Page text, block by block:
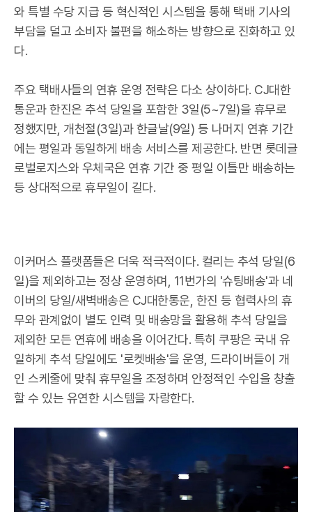
와 특별 수당 지급 등 혁신적인 시스템을 통해 택배 기사의
부담을 덜고 소비자 불편을 해소하는 방향으로 진화하고 있
다.
주요 택배사들의 연휴 운영 전략은 다소 상이하다. CJ대한
통운과 한진은 추석 당일을 포함한 3일(5~7일)을 휴무로
정했지만, 개천절(3일)과 한글날(9일) 등 나머지 연휴 기간
에는 평일과 동일하게 배송 서비스를 제공한다. 반면 롯데글
로벌로지스와 우체국은 연휴 기간 중 평일 이틀만 배송하는
등 상대적으로 휴무일이 길다.
이커머스 플랫폼들은 더욱 적극적이다. 컬리는 추석 당일(6
일)을 제외하고는 정상 운영하며, 11번가의 '슈팅배송'과 네
이버의 당일/새벽배송은 CJ대한통운, 한진 등 협력사의 휴
무와 관계없이 별도 인력 및 배송망을 활용해 추석 당일을
제외한 모든 연휴에 배송을 이어간다. 특히 쿠팡은 국내 유
일하게 추석 당일에도 '로켓배송'을 운영, 드라이버들이 개
인 스케줄에 맞춰 휴무일을 조정하며 안정적인 수입을 창출
할 수 있는 유연한 시스템을 자랑한다.